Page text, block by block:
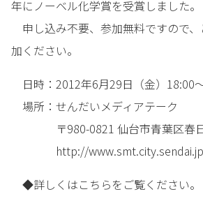
年にノーベル化学賞を受賞しました。
申し込み不要、参加無料ですので
加ください。
日時：2012年6月29日（金）18:00
場所：せんだいメディアテーク
〒980-0821 仙台市青葉区春
http://
◆詳しくはこちらをご覧ください。